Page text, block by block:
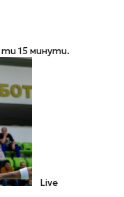
ти 15 минути.
Live